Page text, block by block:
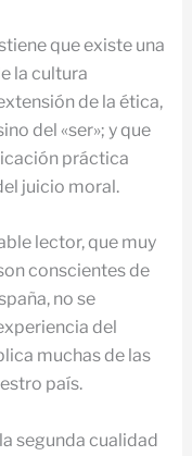
que existe una
la cultura
de la ética,
del «ser»; y que
práctica
juicio moral.
lector, que muy
conscientes de
no se
del
muchas de las
país.
segunda cualidad